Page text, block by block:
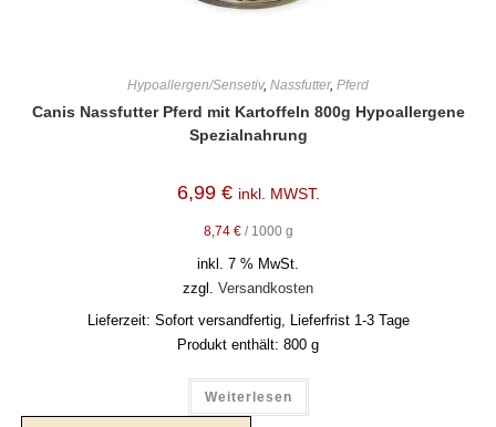
Hypoallergen/Sensetiv, Nassfutter, Pferd
Canis Nassfutter Pferd mit Kartoffeln 800g Hypoallergene
Spezialnahrung
6,99 € inkl. MWST.
8,74 €/ 1000 g
inkl. 7 % MwSt.
zzgl. Versandkosten
Lieferzeit: Sofort versandfertig, Lieferfrist 1-3 Tage
Produkt enthält: 800 g
Weiterlesen